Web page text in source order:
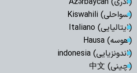
(سواحلی) Kiswahili
(ایتالیایی) Italiano
(هوسه) Hausa
(اندونزیایی) indonesia
(چینی) 中文